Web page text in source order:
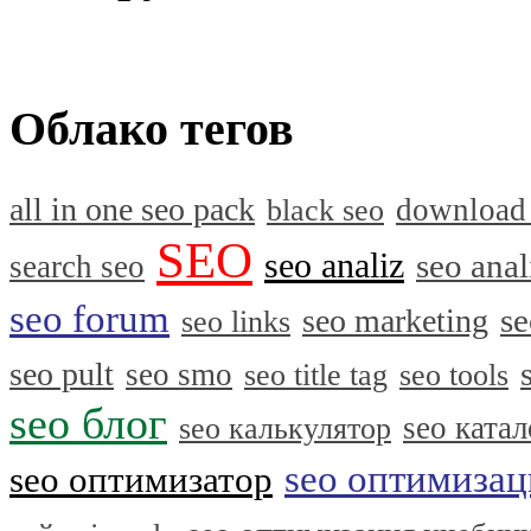
Облако тегов
all in one seo pack black seo download
search seo SEO seo analiz seo
seo forum seo links seo marketing
seo pult seo smo seo title tag seo tools
seo блог seo калькулятор seo
seo оптимизатор seo